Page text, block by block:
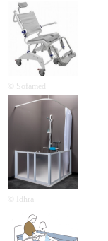
© Sofamed
© Idhra